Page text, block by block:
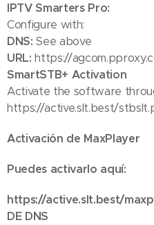
IPTV Smarters Pro:
Configure with:
DNS: See above
URL: https://
SmartSTB+ Activation
Activate the software
https://active.slt.best/
Activación de MaxPlayer
Puedes activarlo aquí:
https://active.slt.best/
DE DNS